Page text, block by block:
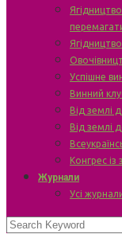
Успішне
Винний
Від землі
Від землі
Конгрес із
Журнали
Усі